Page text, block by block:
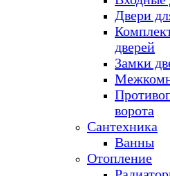
Двери
дверей
Замки
ворота
Сантехника
Ванны
Отопление